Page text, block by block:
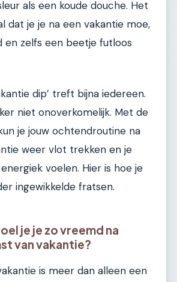
als een koude douche. Het
dat je je na een vakantie moe,
en zelfs een beetje futloos
dip’ treft bijna iedereen.
niet onoverkomelijk. Met de
je jouw ochtendroutine na
weer vlot trekken en je
voelen. Hier is hoe je
ingewikkelde fratsen.
je je zo vreemd na
van vakantie?
is meer dan alleen een